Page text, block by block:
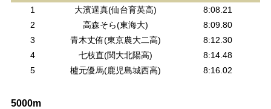
1
大濱逞真(仙台育英高)
8:08.21
2
高森そら(東海大)
8:09.80
3
青木丈侑(東京農大二高)
8:12.30
4
七枝直(関大北陽高)
8:14.48
5
櫨元優馬(鹿児島城西高) 8:16.02
5000m